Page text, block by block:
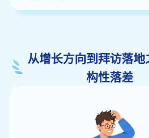
从增长方向到拜访落
构性落差